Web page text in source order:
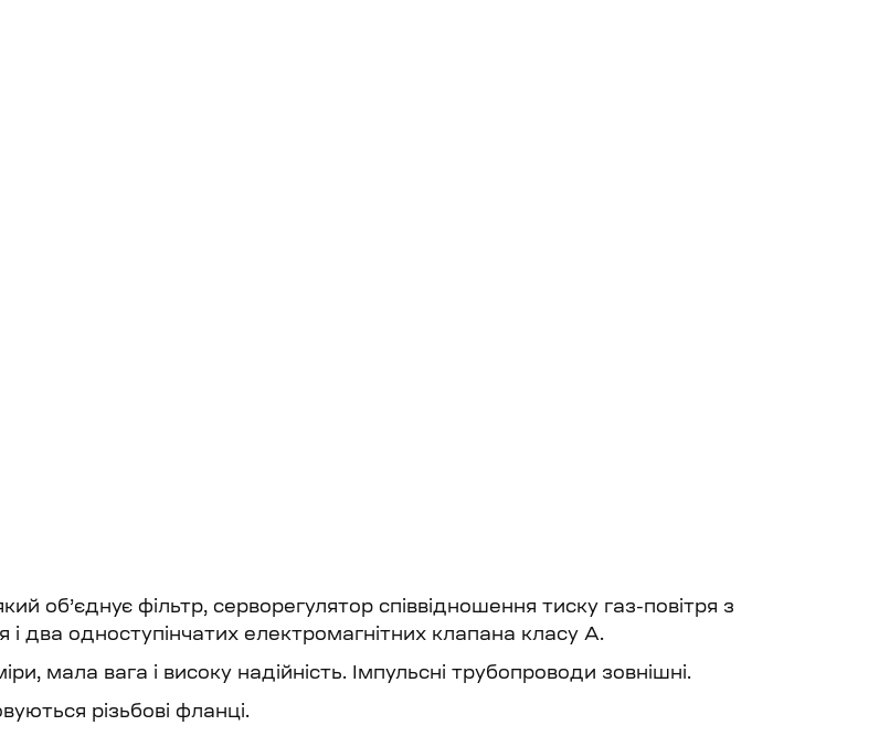
об’єднує фільтр, серворегулятор співвідношення тиску газ-повітря з
два одноступінчатих електромагнітних клапана класу А.
мала вага і високу надійність. Імпульсні трубопроводи зовнішні.
різьбові фланці.